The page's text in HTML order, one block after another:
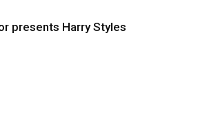
presents Harry Styles